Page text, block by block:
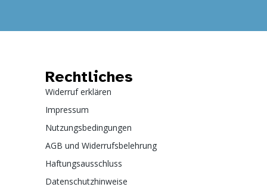
Rechtliches
Widerruf erklären
Impressum
Nutzungsbedingungen
AGB und Widerrufsbelehrung
Haftungsausschluss
Datenschutzhinweise